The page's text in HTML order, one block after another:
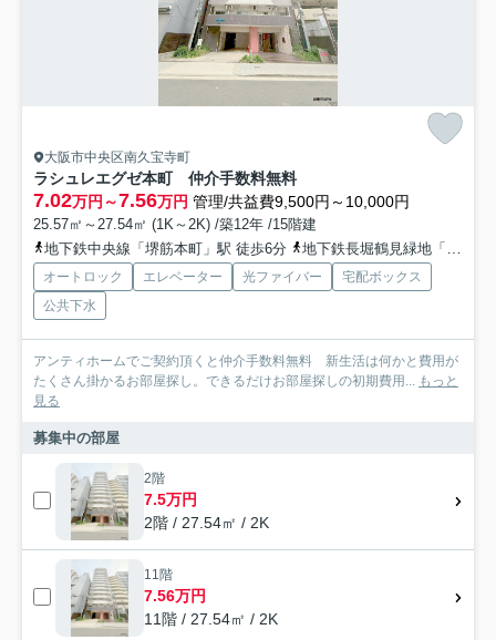
大阪市中央区南久宝寺町
ラシュレエグゼ本町 仲介手数料無料
7.02万円～7.56万円 管理/共益費9,500円～10,000円
25.57㎡～27.54㎡ (1K～2K) /築12年 /15階建
地下鉄中央線「堺筋本町」駅 徒歩6分
地下鉄長堀鶴見緑地「長堀橋」駅 徒歩9分
オートロック エレベーター 光ファイバー
宅配ボックス
公共下水
アンティホームでご契約頂くと仲介手数料無料 新生活は何かと費用が
たくさん掛かるお部屋探し。できるだけお部屋探しの初期費用... もっと
見る
募集中の部屋
2階
7.5万円
2階 / 27.54㎡ / 2K
11階
7.56万円
11階 / 27.54㎡ / 2K